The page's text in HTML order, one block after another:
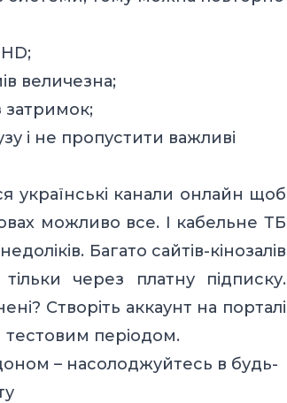
величезна;
затримок;
і не пропустити важливі
українські канали онлайн щоб
можливо все. І кабельне ТБ
Багато сайтів-кінозалів
через платну підписку.
Створіть аккаунт на порталі
періодом.
– насолоджуйтесь в будь-